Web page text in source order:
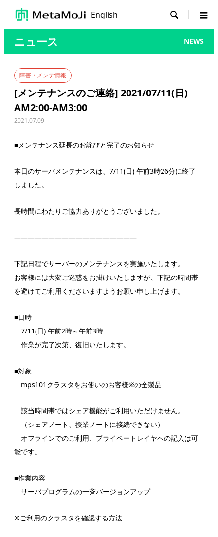
English 
ニュース NEWS
障害・メンテ情報
[メンテナンスのご連絡] 2021/07/11(日)
AM2:00-AM3:00
2021.07.09
■メンテナンス延長のお詫びと完了のお知らせ
本日のサーバメンテナンスは、7/11(日) 午前3時26分に終了
しました。
長時間にわたりご協力ありがとうございました。
——————————————————
下記日程でサーバーのメンテナンスを実施いたします。
お客様には大変ご迷惑をお掛けいたしますが、下記の時間帯
を避けてご利用くださいますようお願い申し上げます。
■日時
7/11(日) 午前2時～午前3時
作業が完了次第、復旧いたします。
■対象
mps101クラスタをお使いのお客様※の全製品
該当時間帯ではシェア機能がご利用いただけません。
（シェアノート、授業ノートに接続できない）
オフラインでのご利用、プライベートレイヤへの記入は可
能です。
■作業内容
サーバプログラムの一斉バージョンアップ
※ご利用のクラスタを確認する方法